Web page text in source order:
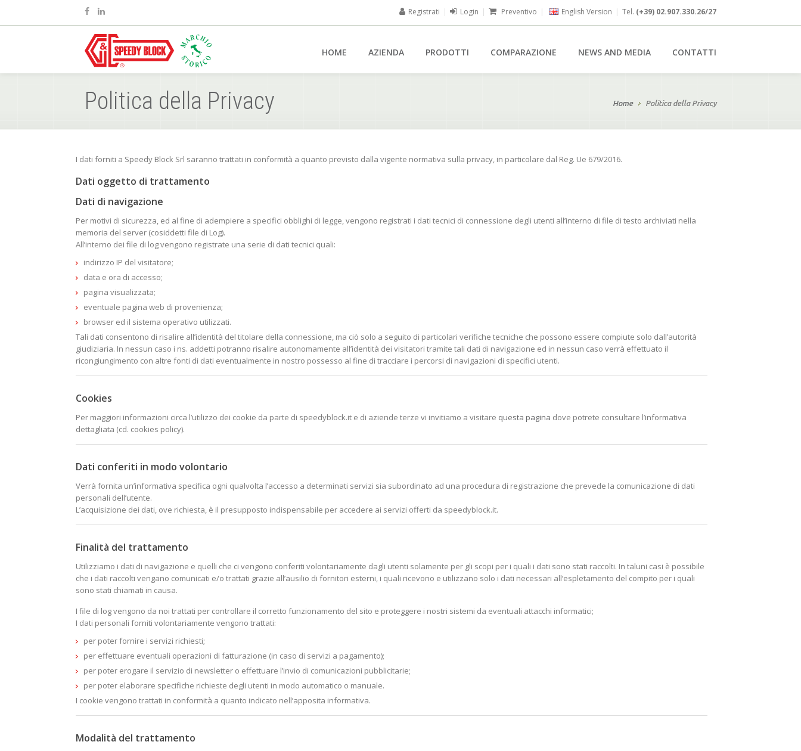
Registrati | Login | Preventivo | English Version | Tel. (+39) 02.907.330.26/27
HOME AZIENDA PRODOTTI COMPARAZIONE NEWS AND MEDIA CONTATTI
Home Politica della Privacy
Politica della Privacy
I dati forniti a Speedy Block Srl saranno trattati in conformità a quanto previsto dalla vigente normativa sulla privacy, in particolare dal Reg. Ue 679/2016.
Dati oggetto di trattamento
Dati di navigazione
Per motivi di sicurezza, ed al fine di adempiere a specifici obblighi di legge, vengono registrati i dati tecnici di connessione degli utenti all’interno di file di testo archiviati nella
memoria del server (cosiddetti file di Log).
All’interno dei file di log vengono registrate una serie di dati tecnici quali:
indirizzo IP del visitatore;
data e ora di accesso;
pagina visualizzata;
eventuale pagina web di provenienza;
browser ed il sistema operativo utilizzati.
Tali dati consentono di risalire all’identità del titolare della connessione, ma ciò solo a seguito di particolari verifiche tecniche che possono essere compiute solo dall’autorità
giudiziaria. In nessun caso i ns. addetti potranno risalire autonomamente all’identità dei visitatori tramite tali dati di navigazione ed in nessun caso verrà effettuato il
ricongiungimento con altre fonti di dati eventualmente in nostro possesso al fine di tracciare i percorsi di navigazioni di specifici utenti.
Cookies
Per maggiori informazioni circa l’utilizzo dei cookie da parte di speedyblock.it e di aziende terze vi invitiamo a visitare questa pagina dove potrete consultare l’informativa
dettagliata (cd. cookies policy).
Dati conferiti in modo volontario
Verrà fornita un’informativa specifica ogni qualvolta l’accesso a determinati servizi sia subordinato ad una procedura di registrazione che prevede la comunicazione di dati
personali dell’utente.
L’acquisizione dei dati, ove richiesta, è il presupposto indispensabile per accedere ai servizi offerti da speedyblock.it.
Finalità del trattamento
Utilizziamo i dati di navigazione e quelli che ci vengono conferiti volontariamente dagli utenti solamente per gli scopi per i quali i dati sono stati raccolti. In taluni casi è possibile
che i dati raccolti vengano comunicati e/o trattati grazie all’ausilio di fornitori esterni, i quali ricevono e utilizzano solo i dati necessari all’espletamento del compito per i quali
sono stati chiamati in causa.
I file di log vengono da noi trattati per controllare il corretto funzionamento del sito e proteggere i nostri sistemi da eventuali attacchi informatici;
I dati personali forniti volontariamente vengono trattati:
per poter fornire i servizi richiesti;
per effettuare eventuali operazioni di fatturazione (in caso di servizi a pagamento);
per poter erogare il servizio di newsletter o effettuare l’invio di comunicazioni pubblicitarie;
per poter elaborare specifiche richieste degli utenti in modo automatico o manuale.
I cookie vengono trattati in conformità a quanto indicato nell’apposita informativa.
Modalità del trattamento